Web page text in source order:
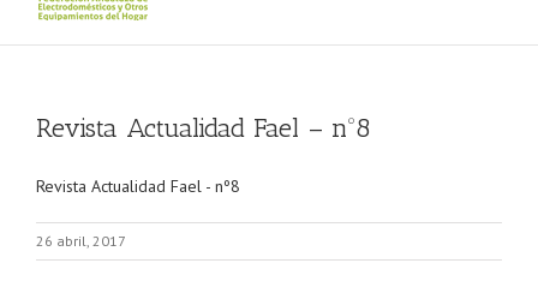
Revista Actualidad Fael – nº8
Revista Actualidad Fael - nº8
26 abril, 2017